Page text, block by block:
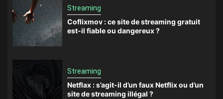
Streaming
Coflixmov : ce site de streaming gratuit
est-il fiable ou dangereux ?
Streaming
Netflax : s’agit-il d’un faux Netflix ou d’un
site de streaming illégal ?